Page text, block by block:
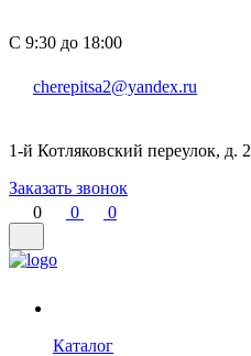
С 9:30 до 18:00
cherepitsa2@yandex.ru
1-й Котляковский переулок, д. 2
Заказать звонок
0
0 0
Каталог